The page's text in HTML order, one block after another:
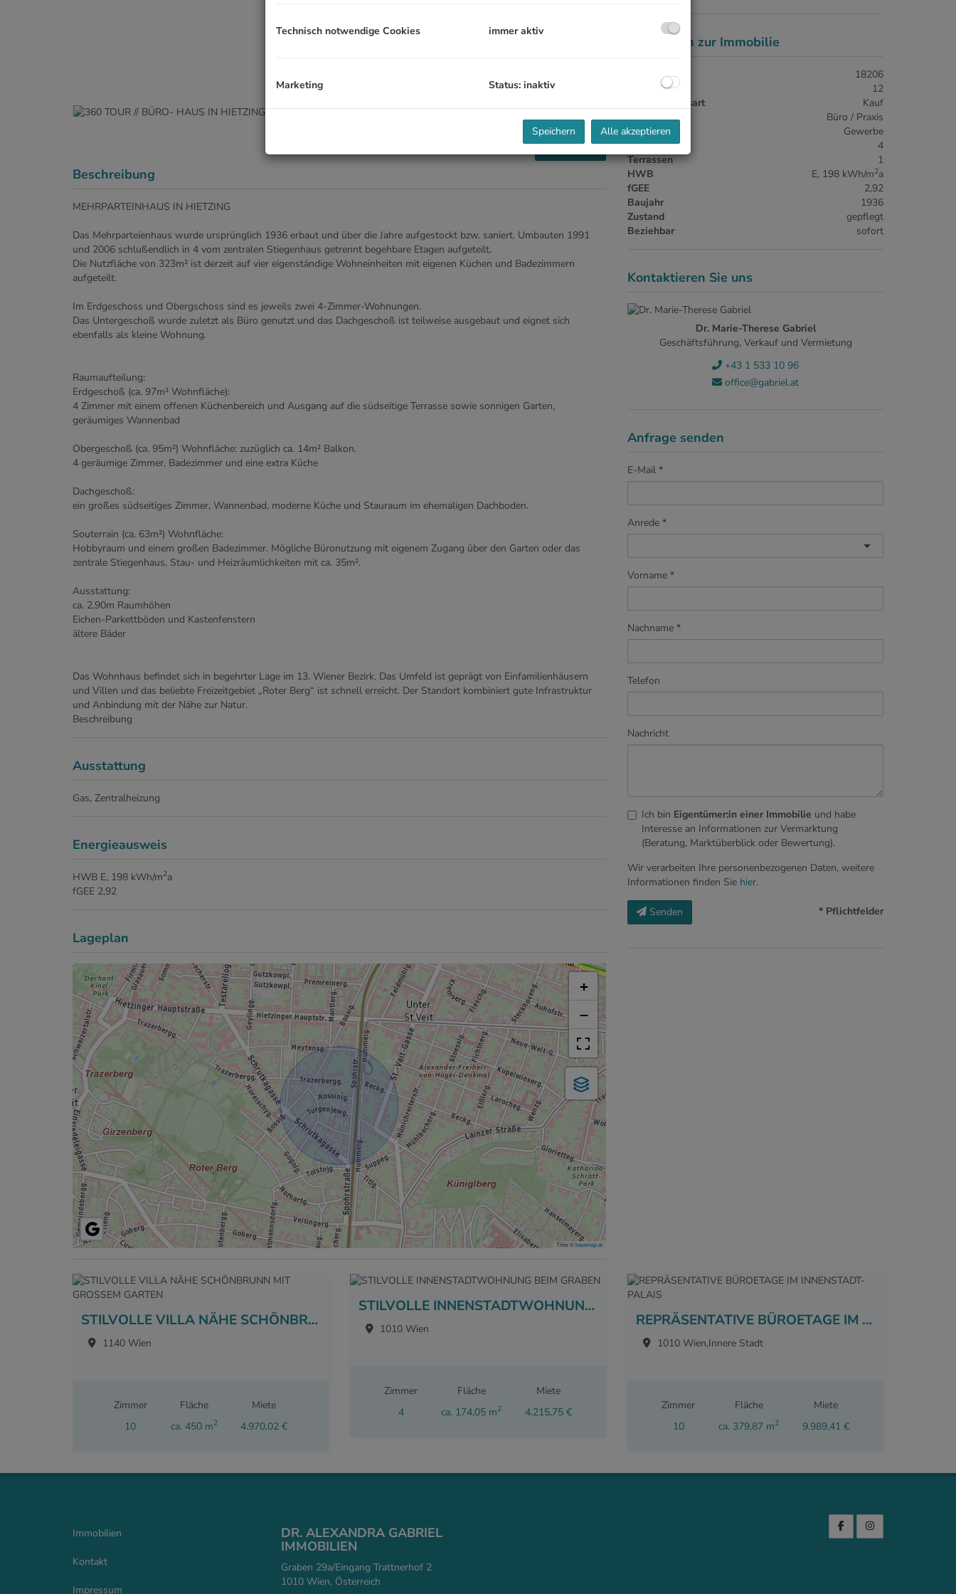
Zimmer
Beschreibung
MEHRPARTEINHAUS IN HIETZING
Das Mehrparteienhaus wurde ursprünglich 1936 erbaut und über die Jahre aufgestockt bzw. saniert. Umbauten 1991
und 2006 schlußendlich in 4 vom zentralen Stiegenhaus getrennt begehbare Etagen aufgeteilt.
Die Nutzfläche von 323m² ist derzeit auf vier eigenständige Wohneinheiten mit eigenen Küchen und Badezimmern
aufgeteilt.
Im Erdgeschoss und Obergschoss sind es jeweils zwei 4-Zimmer-Wohnungen.
Das Untergeschoß wurde zuletzt als Büro genutzt und das Dachgeschoß ist teilweise ausgebaut und eignet sich
ebenfalls als kleine Wohnung.
Raumaufteilung:
Erdgeschoß (ca. 97m² Wohnfläche):
4 Zimmer mit einem offenen Küchenbereich und Ausgang auf die südseitige Terrasse sowie sonnigen Garten,
geräumiges Wannenbad
Obergeschoß (ca. 95m²) Wohnfläche: zuzüglich ca. 14m² Balkon.
4 geräumige Zimmer, Badezimmer und eine extra Küche
Dachgeschoß:
ein großes südseitiges Zimmer, Wannenbad, moderne Küche und Stauraum im ehemaligen Dachboden.
Souterrain (ca. 63m²) Wohnfläche:
Hobbyraum und einem großen Badezimmer. Mögliche Büronutzung mit eigenem Zugang über den Garten oder das
zentrale Stiegenhaus, Stau- und Heizräumlichkeiten mit ca. 35m².
Ausstattung:
ca. 2,90m Raumhöhen
Eichen-Parkettböden und Kastenfenstern
ältere Bäder
Das Wohnhaus befindet sich in begehrter Lage im 13. Wiener Bezirk. Das Umfeld ist geprägt von Einfamilienhäusern
und Villen und das beliebte Freizeitgebiet „Roter Berg“ ist schnell erreicht. Der Standort kombiniert gute Infrastruktur
und Anbindung mit der Nähe zur Natur.
Beschreibung
Ausstattung
Gas Zentralheizung
Energieausweis
HWB E, 198 kWh/m2a
fGEE 2,92
Lageplan
+
−
Tiles ©basemap.at
Basisdaten zur Immobilie
Objektnr.
18206
Zimmer
12
Vermarktungsart
Kauf
Objektart
Büro / Praxis
Nutzungsart
Gewerbe
WC
4
Terrassen
1
HWB
E, 198 kWh/m2a
fGEE
2,92
Baujahr
1936
Zustand
gepflegt
Beziehbar
sofort
Kontaktieren Sie uns
Dr. Marie-Therese Gabriel
Geschäftsführung, Verkauf und Vermietung
+43 1 533 10 96
office@gabriel.at
Anfrage senden
E-Mail
Anrede
Vorname
Nachname
Telefon
Nachricht
Ich bin Eigentümer:in einer Immobilie und habe
Interesse an Informationen zur Vermarktung
(Beratung, Marktüberblick oder Bewertung).
Wir verarbeiten Ihre personenbezogenen Daten, weitere
Informationen finden Sie hier.
Senden * Pflichtfelder
STILVOLLE VILLA NÄHE SCHÖNBRUNN MIT GROSSEM GARTEN
1140 Wien
Zimmer
10
Fläche
ca. 450 m2
Miete
4.970,02 €
STILVOLLE INNENSTADTWOHNUNG BEIM GRABEN
1010 Wien
Zimmer
4
Fläche
ca. 174,05 m2
Miete
4.215,75 €
REPRÄSENTATIVE BÜROETAGE IM INNENSTADT-PALAIS
1010 Wien,Innere Stadt
Zimmer
10
Fläche
ca. 379,87 m2
Miete
9.989,41 €
Immobilien
Kontakt
Impressum
DR. ALEXANDRA GABRIEL
IMMOBILIEN
Graben 29a/Eingang Trattnerhof 2
1010 Wien, Österreich
Technisch notwendige Cookies immer aktiv
Marketing Status: inaktiv
Speichern Alle akzeptieren